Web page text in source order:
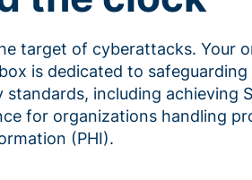
target of cyberattacks. Your
is dedicated to
including achieving
for organizations handling
(PHI).